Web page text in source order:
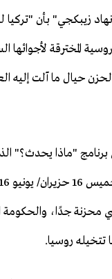
زيبكجي" بأن "تركيا
المخترقة لأجوائها
حيال ما آلت إليه
"ماذا يحدث؟"
جدًا، والحكومة
تتخيله روسيا.